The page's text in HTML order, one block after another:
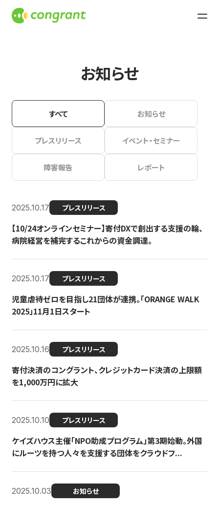
お知らせ
すべて お知らせ
プレスリリース イベント・セミナー
障害報告 レポート
2025.10.17 プレスリリース
【10/24オンラインセミナー】寄付DXで創出する支援の輪、
病院経営を補完するこれからの資金調達。
2025.10.17 プレスリリース
児童虐待ゼロを目指し21団体が連携。「ORANGE WALK
2025」11月1日スタート
2025.10.16 プレスリリース
寄付決済のコングラント、クレジットカード決済の上限額
を1,000万円に拡大
2025.10.10 プレスリリース
ケイズハウス主催「NPO助成プログラム」第3期始動。外国
にルーツを持つ人々を支援する団体をクラウドフ...
2025.10.03 お知らせ